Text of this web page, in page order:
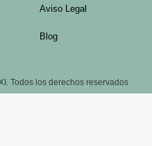
Aviso Legal
Blog
Todos los derechos reservados